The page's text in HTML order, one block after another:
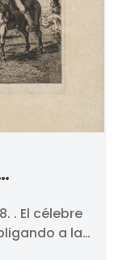
a la
. El célebre
a la